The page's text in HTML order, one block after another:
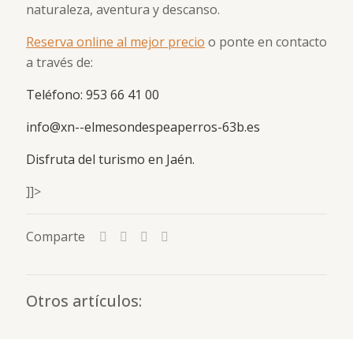
naturaleza, aventura y descanso.
Reserva online al mejor precio o ponte en contacto
a través de:
Teléfono: 953 66 41 00
info@xn--elmesondespeaperros-63b.es
Disfruta del turismo en Jaén.
]]>
Comparte
Otros artículos: